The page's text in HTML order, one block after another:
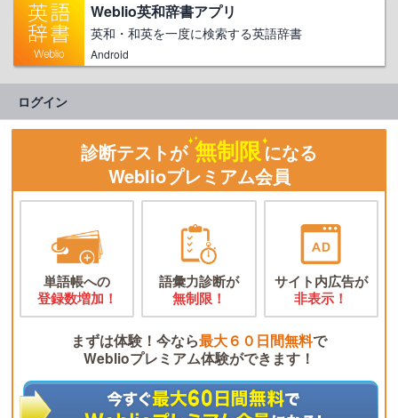
Weblio英和辞書アプリ
英和・和英を一度に検索する英語辞書
Android
ログイン
診断テストが 無制限になる
Weblioプレミアム会員
単語帳への
登録数増加！
語彙力診断が
無制限！
サイト内広告が
非表示！
まずは体験！今なら最大６０日間無料で
Weblioプレミアム体験ができます！